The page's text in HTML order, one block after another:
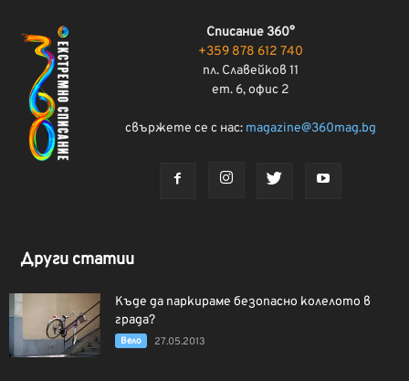
Списание 360°
+359 878 612 740
пл. Славейков 11
ет. 6, офис 2
свържете се с нас: magazine@360mag.bg
Други статии
Къде да паркираме безопасно колелото в
града?
Вело 27.05.2013